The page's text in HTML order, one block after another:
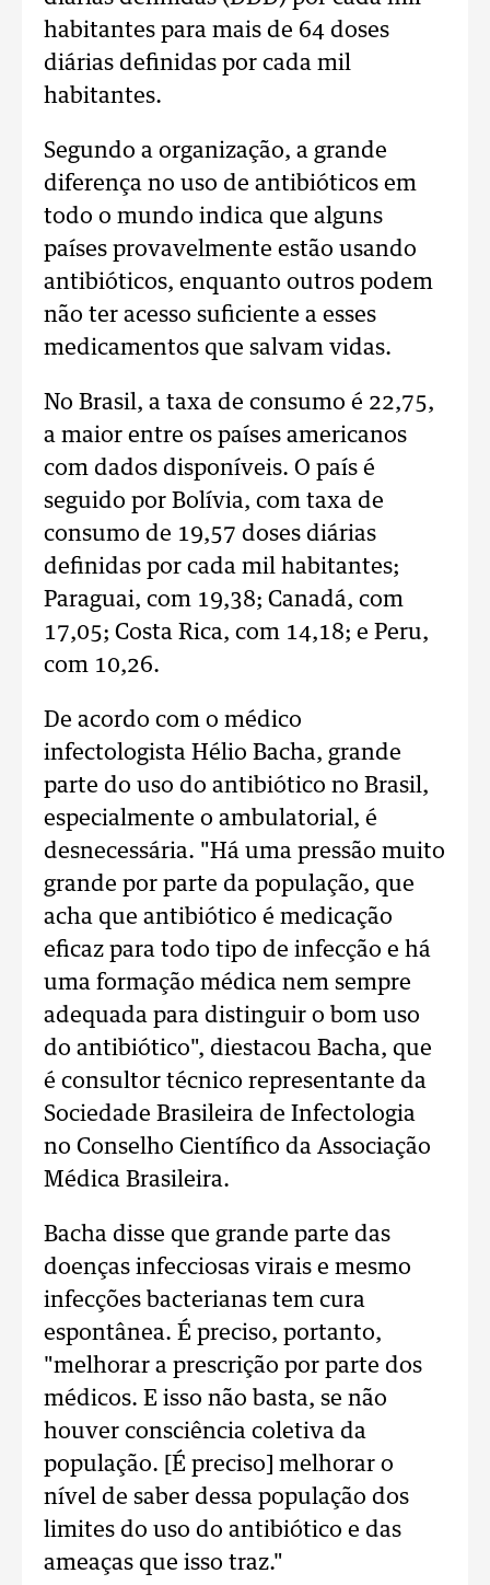
habitantes para mais de 64 doses
diárias definidas por cada mil
habitantes.
Segundo a organização, a grande
diferença no uso de antibióticos em
todo o mundo indica que alguns
países provavelmente estão usando
antibióticos, enquanto outros podem
não ter acesso suficiente a esses
medicamentos que salvam vidas.
No Brasil, a taxa de consumo é 22,75,
a maior entre os países americanos
com dados disponíveis. O país é
seguido por Bolívia, com taxa de
consumo de 19,57 doses diárias
definidas por cada mil habitantes;
Paraguai, com 19,38; Canadá, com
17,05; Costa Rica, com 14,18; e Peru,
com 10,26.
De acordo com o médico
infectologista Hélio Bacha, grande
parte do uso do antibiótico no Brasil,
especialmente o ambulatorial, é
desnecessária. "Há uma pressão muito
grande por parte da população, que
acha que antibiótico é medicação
eficaz para todo tipo de infecção e há
uma formação médica nem sempre
adequada para distinguir o bom uso
do antibiótico", diestacou Bacha, que
é consultor técnico representante da
Sociedade Brasileira de Infectologia
no Conselho Científico da Associação
Médica Brasileira.
Bacha disse que grande parte das
doenças infecciosas virais e mesmo
infecções bacterianas tem cura
espontânea. É preciso, portanto,
"melhorar a prescrição por parte dos
médicos. E isso não basta, se não
houver consciência coletiva da
população. [É preciso] melhorar o
nível de saber dessa população dos
limites do uso do antibiótico e das
ameaças que isso traz."